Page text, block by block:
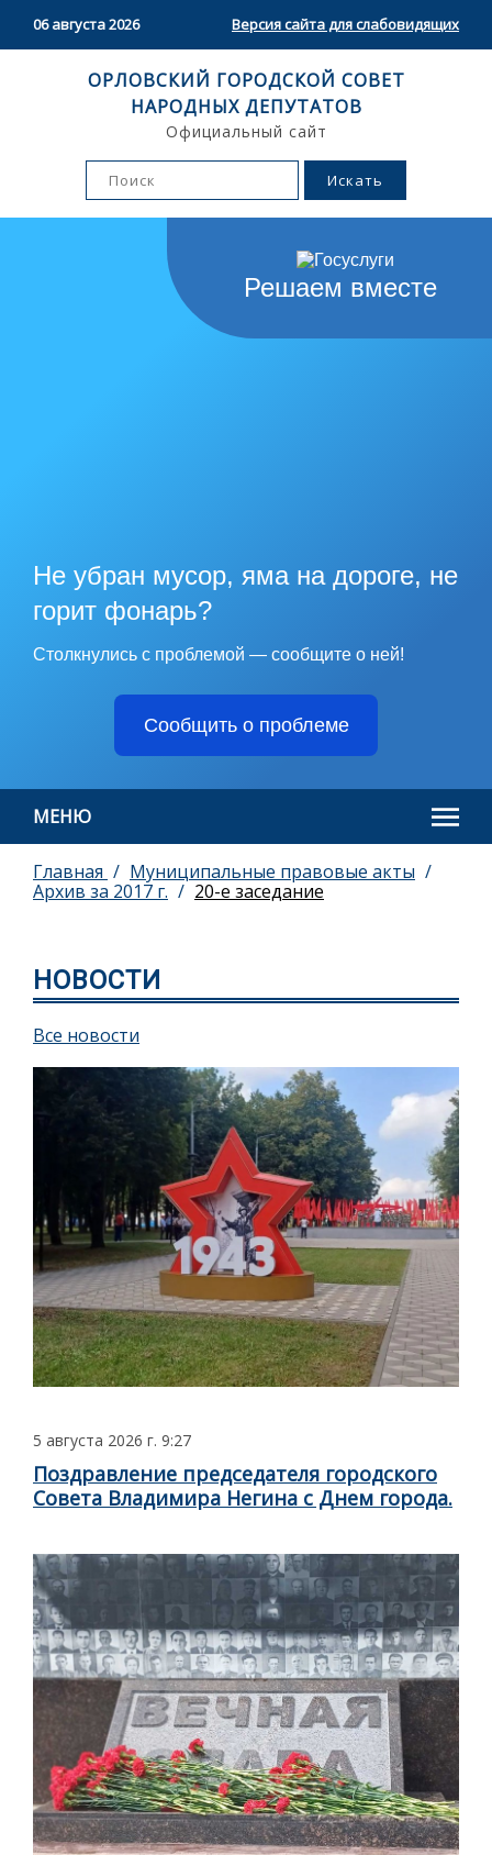
06 августа 2026 Версия сайта для слабовидящих
ОРЛОВСКИЙ ГОРОДСКОЙ СОВЕТ
НАРОДНЫХ ДЕПУТАТОВ
Официальный сайт
Решаем вместе
Не убран мусор, яма на дороге, не
горит фонарь?
Столкнулись с проблемой — сообщите о ней!
Сообщить о проблеме
МЕНЮ
Главная
Муниципальные правовые акты
Архив за 2017 г.
20-e заседание
НОВОСТИ
Все новости
5 августа 2026 г. 9:27
Поздравление председателя городского
Совета Владимира Негина с Днем города.